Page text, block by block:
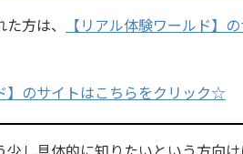
方は、 【リアル体験ワールド】
のサイトはこちらをクリック☆